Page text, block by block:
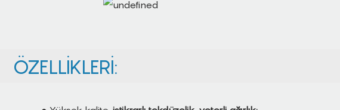
ÖZELLIKLERI: